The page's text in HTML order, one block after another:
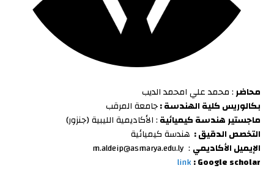
محاضر: محمد علي امحمد الديب
بكالوريس كلية الهندسة:جامعة المرقب
ماجستير هندسة كيميائية: الأكاديمية الليبية (جنزور)
التخصص الدقيق : هندسة كيميائية
الإيميل الأكاديمي :
m.aldeip@asmarya.edu.ly
link: Google scholar